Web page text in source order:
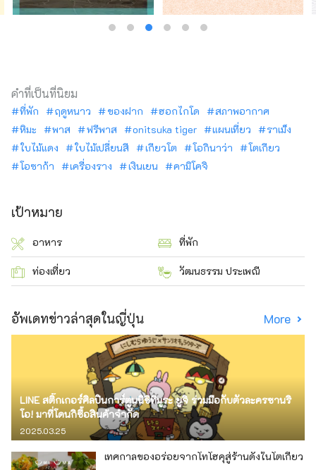
คำที่เป็นที่นิยม
ที่พัก ฤดูหนาว ของฝาก ฮอกไกโด
สภาพอากาศ
หิมะ
พาส ฟรีพาส onitsuka tiger แผนเที่ยว
ราเม็ง
ใบไม้แดง
ใบไม้เปลี่ยนสี เกียวโต โอกินาว่า
โตเกียว
โอซาก้า
เครื่องราง เงินเยน คามิโคจิ
เป้าหมาย
อาหาร ที่พัก
ท่องเที่ยว วัฒนธรรม ประเพณี
อัพเดทข่าวล่าสุดในญี่ปุ่น More
LINE สติ๊กเกอร์ศิลปินการ์ตูนนิชิทีมูระ ยูจิ ร่วมมือกับตัวละครซานริ
โอ! มาที่โดนกิซื้อสินค้าจำกัด
2025.03.25
เทศกาลของอร่อยจากโทโฮคุสู่ร้านดังในโตเกียว